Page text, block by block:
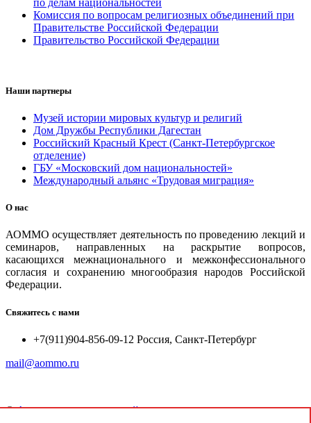
Комиссия по вопросам религиозных объединений при
Правительстве Российской Федерации
Правительство Российской Федерации
Наши партнеры
Музей истории мировых культур и религий
Дом Дружбы Республики Дагестан
Российский Красный Крест (Санкт-Петербургское
отделение)
ГБУ «Московский дом национальностей»
Международный альянс «Трудовая миграция»
О нас
АОММО осуществляет деятельность по проведению лекций и
семинаров, направленных на раскрытие вопросов,
касающихся межнационального и межконфессионального
согласия и сохранению многообразия народов Российской
Федерации.
Свяжитесь с нами
+7(911)904-856-09-12 Россия, Санкт-Петербург
mail@aommo.ru
© Ассоциация организаций по реализации национальных